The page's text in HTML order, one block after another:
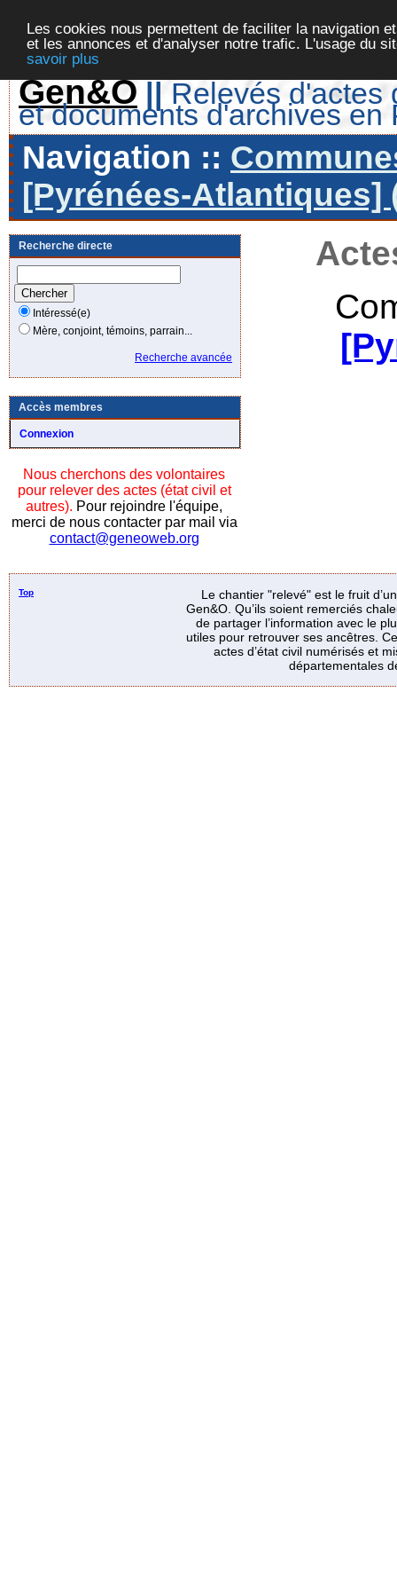
Les cookies nous permettent de faciliter la navigation
et les annonces et d'analyser notre trafic. L'usage du
savoir plus
Gen&O || Relevés d'actes
et documents d'archives en
Navigation ::
[Pyrénées-Atlantiques]
Recherche directe
Intéressé(e)
Mère, conjoint, témoins, parrain...
Recherche avancée
Accès membres
Connexion
Nous cherchons des volontaires
pour relever des actes (état civil et
autres). Pour rejoindre l'équipe,
merci de nous contacter par mail via
contact@geneoweb.org
Top
Le chantier "relevé" est le fruit
Gen&O. Qu’ils soient remerciés
de partager l’information avec le
utiles pour retrouver ses ancêtres.
actes d’état civil numérisés et
départementales